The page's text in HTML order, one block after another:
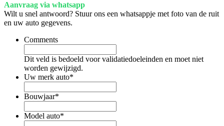
Aanvraag via whatsapp
Wilt u snel antwoord? Stuur ons een whatsappje met foto van de ruit
en uw auto gegevens.
Comments
Dit veld is bedoeld voor validatiedoeleinden en moet niet
worden gewijzigd.
Uw merk auto*
Bouwjaar*
Model auto*